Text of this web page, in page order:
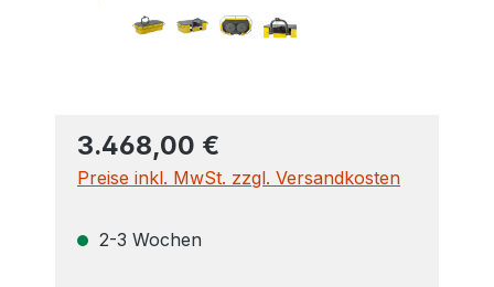
3.468,00 €
Preise inkl. MwSt. zzgl. Versandkosten
2-3 Wochen